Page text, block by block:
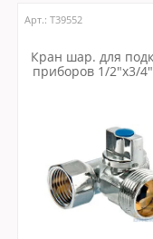
Арт.: Т39552
Кран шар. для
приборов 1/2"x3/